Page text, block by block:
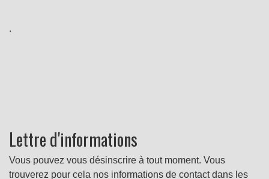
.
Lettre d'informations
Vous pouvez vous désinscrire à tout moment. Vous
trouverez pour cela nos informations de contact dans les